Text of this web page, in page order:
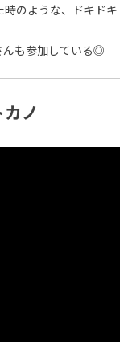
時のような、ドキドキ
んも参加している◎
ノ